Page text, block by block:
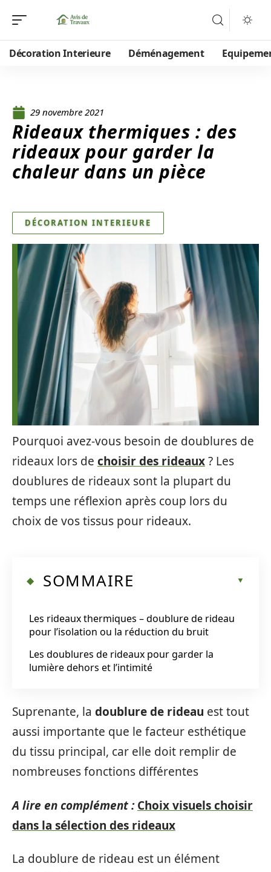
Décoration Interieure Déménagement
29 novembre 2021
Rideaux thermiques : des
rideaux pour garder la
chaleur dans un pièce
DÉCORATION INTERIEURE
Pourquoi avez-vous besoin de doublures de
rideaux lors de choisir des rideaux? Les
doublures de rideaux sont la plupart du
temps une réflexion après coup lors du
choix de vos tissus pour rideaux.
SOMMAIRE
Les rideaux thermiques – doublure de rideau
pour l’isolation ou la réduction du bruit
Les doublures de rideaux pour garder la
lumière dehors et l’intimité
Suprenante, la doublure de rideau est tout
aussi importante que le facteur esthétique
du tissu principal, car elle doit remplir de
nombreuses fonctions différentes
A lire en complément : Choix visuels choisir
dans la sélection des rideaux
La doublure de rideau est un élément